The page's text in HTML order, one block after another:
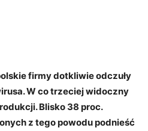
firmy dotkliwie odczuły
W co trzeciej widoczny
Blisko 38 proc.
z tego powodu podnieść